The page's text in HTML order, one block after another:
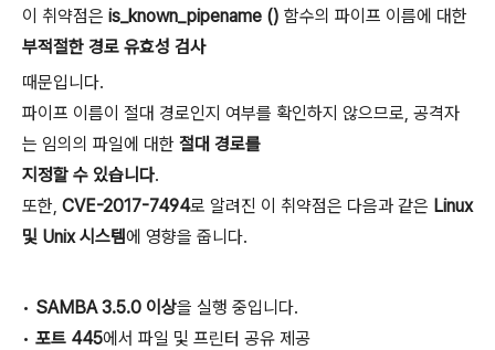
이 취약점은 is_known_pipename () 함수의 파이프 이름에 대한
부적절한 경로 유효성 검사
때문입니다.
파이프 이름이 절대 경로인지 여부를 확인하지 않으므로, 공격자
는 임의의 파일에 대한 절대 경로를
지정할 수 있습니다.
또한, CVE-2017-7494로 알려진 이 취약점은 다음과 같은 Linux
및 Unix 시스템에 영향을 줍니다.
• SAMBA 3.5.0 이상을 실행 중입니다.
• 포트 445에서 파일 및 프린터 공유 제공